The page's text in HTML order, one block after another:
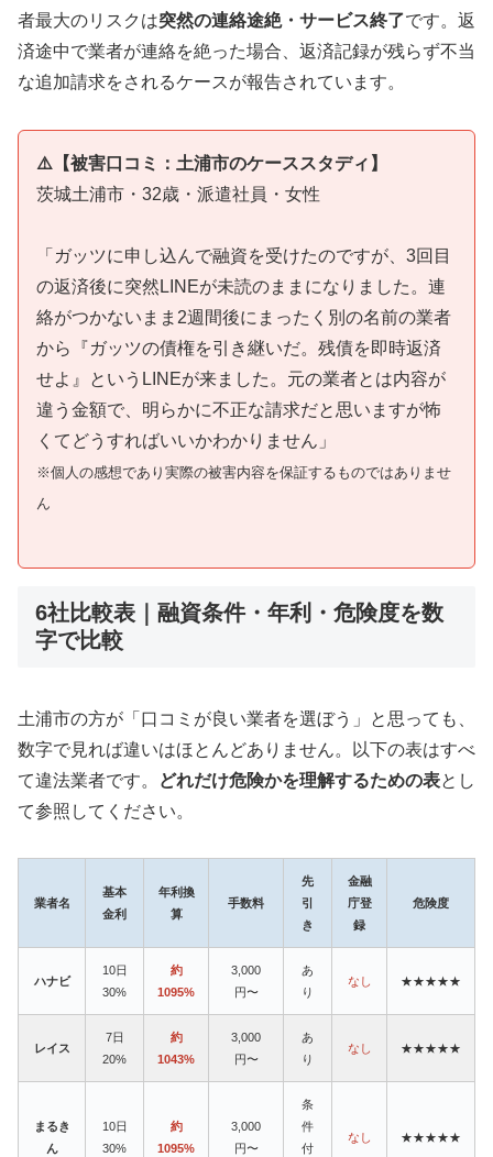
者最大のリスクは突然の連絡途絶・サービス終了です。返
済途中で業者が連絡を絶った場合、返済記録が残らず不当
な追加請求をされるケースが報告されています。
⚠️【被害口コミ：土浦市のケーススタディ】
茨城土浦市・32歳・派遣社員・女性
「ガッツに申し込んで融資を受けたのですが、3回目
の返済後に突然LINEが未読のままになりました。連
絡がつかないまま2週間後にまったく別の名前の業者
から『ガッツの債権を引き継いだ。残債を即時返済
せよ』というLINEが来ました。元の業者とは内容が
違う金額で、明らかに不正な請求だと思いますが怖
くてどうすればいいかわかりません」
※個人の感想であり実際の被害内容を保証するものではありませ
ん
6社比較表｜融資条件・年利・危険度を数
字で比較
土浦市の方が「口コミが良い業者を選ぼう」と思っても、
数字で見れば違いはほとんどありません。以下の表はすべ
て違法業者です。
どれだけ危険かを理解するための表とし
て参照してください。
業者名
基本
金利
年利換
算
手数料
先
引
き
金融
庁登
録
危険度
ハナビ
10日
30%
約
1095%
3,000
円〜
あ
り
なし ★★★★★
レイス
7日
20%
約
1043%
3,000
円〜
あ
り
なし ★★★★★
まるき
ん
10日
30%
約
1095%
3,000
円〜
条
件
付
なし ★★★★★